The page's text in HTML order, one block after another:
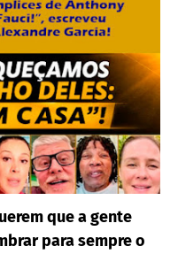
que a gente
para sempre o